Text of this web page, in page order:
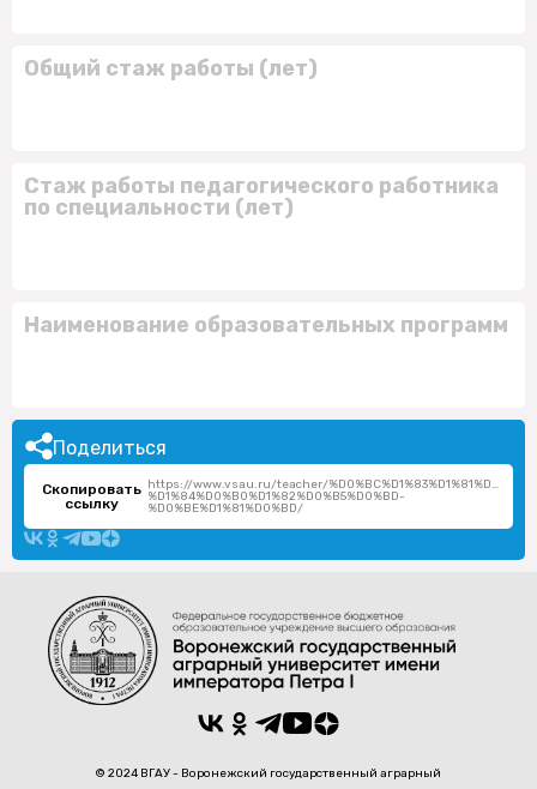
Общий стаж работы (лет)
Стаж работы педагогического работника
по специальности (лет)
Наименование образовательных программ
Поделиться
Скопировать
ссылку
https://www.vsau.ru/teacher/
%D1%84%D0%B0%D1%82%D0%B5%D0%BD-
%D0%BE%D1%81%D0%BD/
© 2024 ВГАУ - Воронежский государственный аграрный